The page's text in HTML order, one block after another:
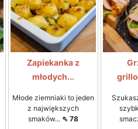
Zapiekanka z
młodych...
Młode ziemniaki to jeden
z największych
smaków... ⇖ 78